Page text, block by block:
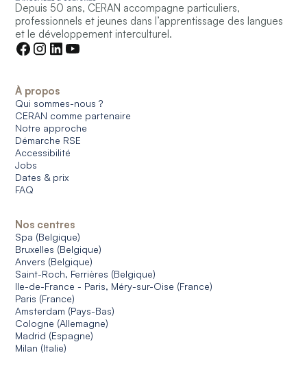
Depuis 50 ans, CERAN accompagne particuliers,
professionnels et jeunes dans l’apprentissage des langues
et le développement interculturel.
À propos
Qui sommes-nous ?
CERAN comme partenaire
Notre approche
Démarche RSE
Accessibilité
Jobs
Dates & prix
FAQ
Nos centres
Spa (Belgique)
Bruxelles (Belgique)
Anvers (Belgique)
Saint-Roch, Ferrières (Belgique)
Ile-de-France - Paris, Méry-sur-Oise (France)
Paris (France)
Amsterdam (Pays-Bas)
Cologne (Allemagne)
Madrid (Espagne)
Milan (Italie)